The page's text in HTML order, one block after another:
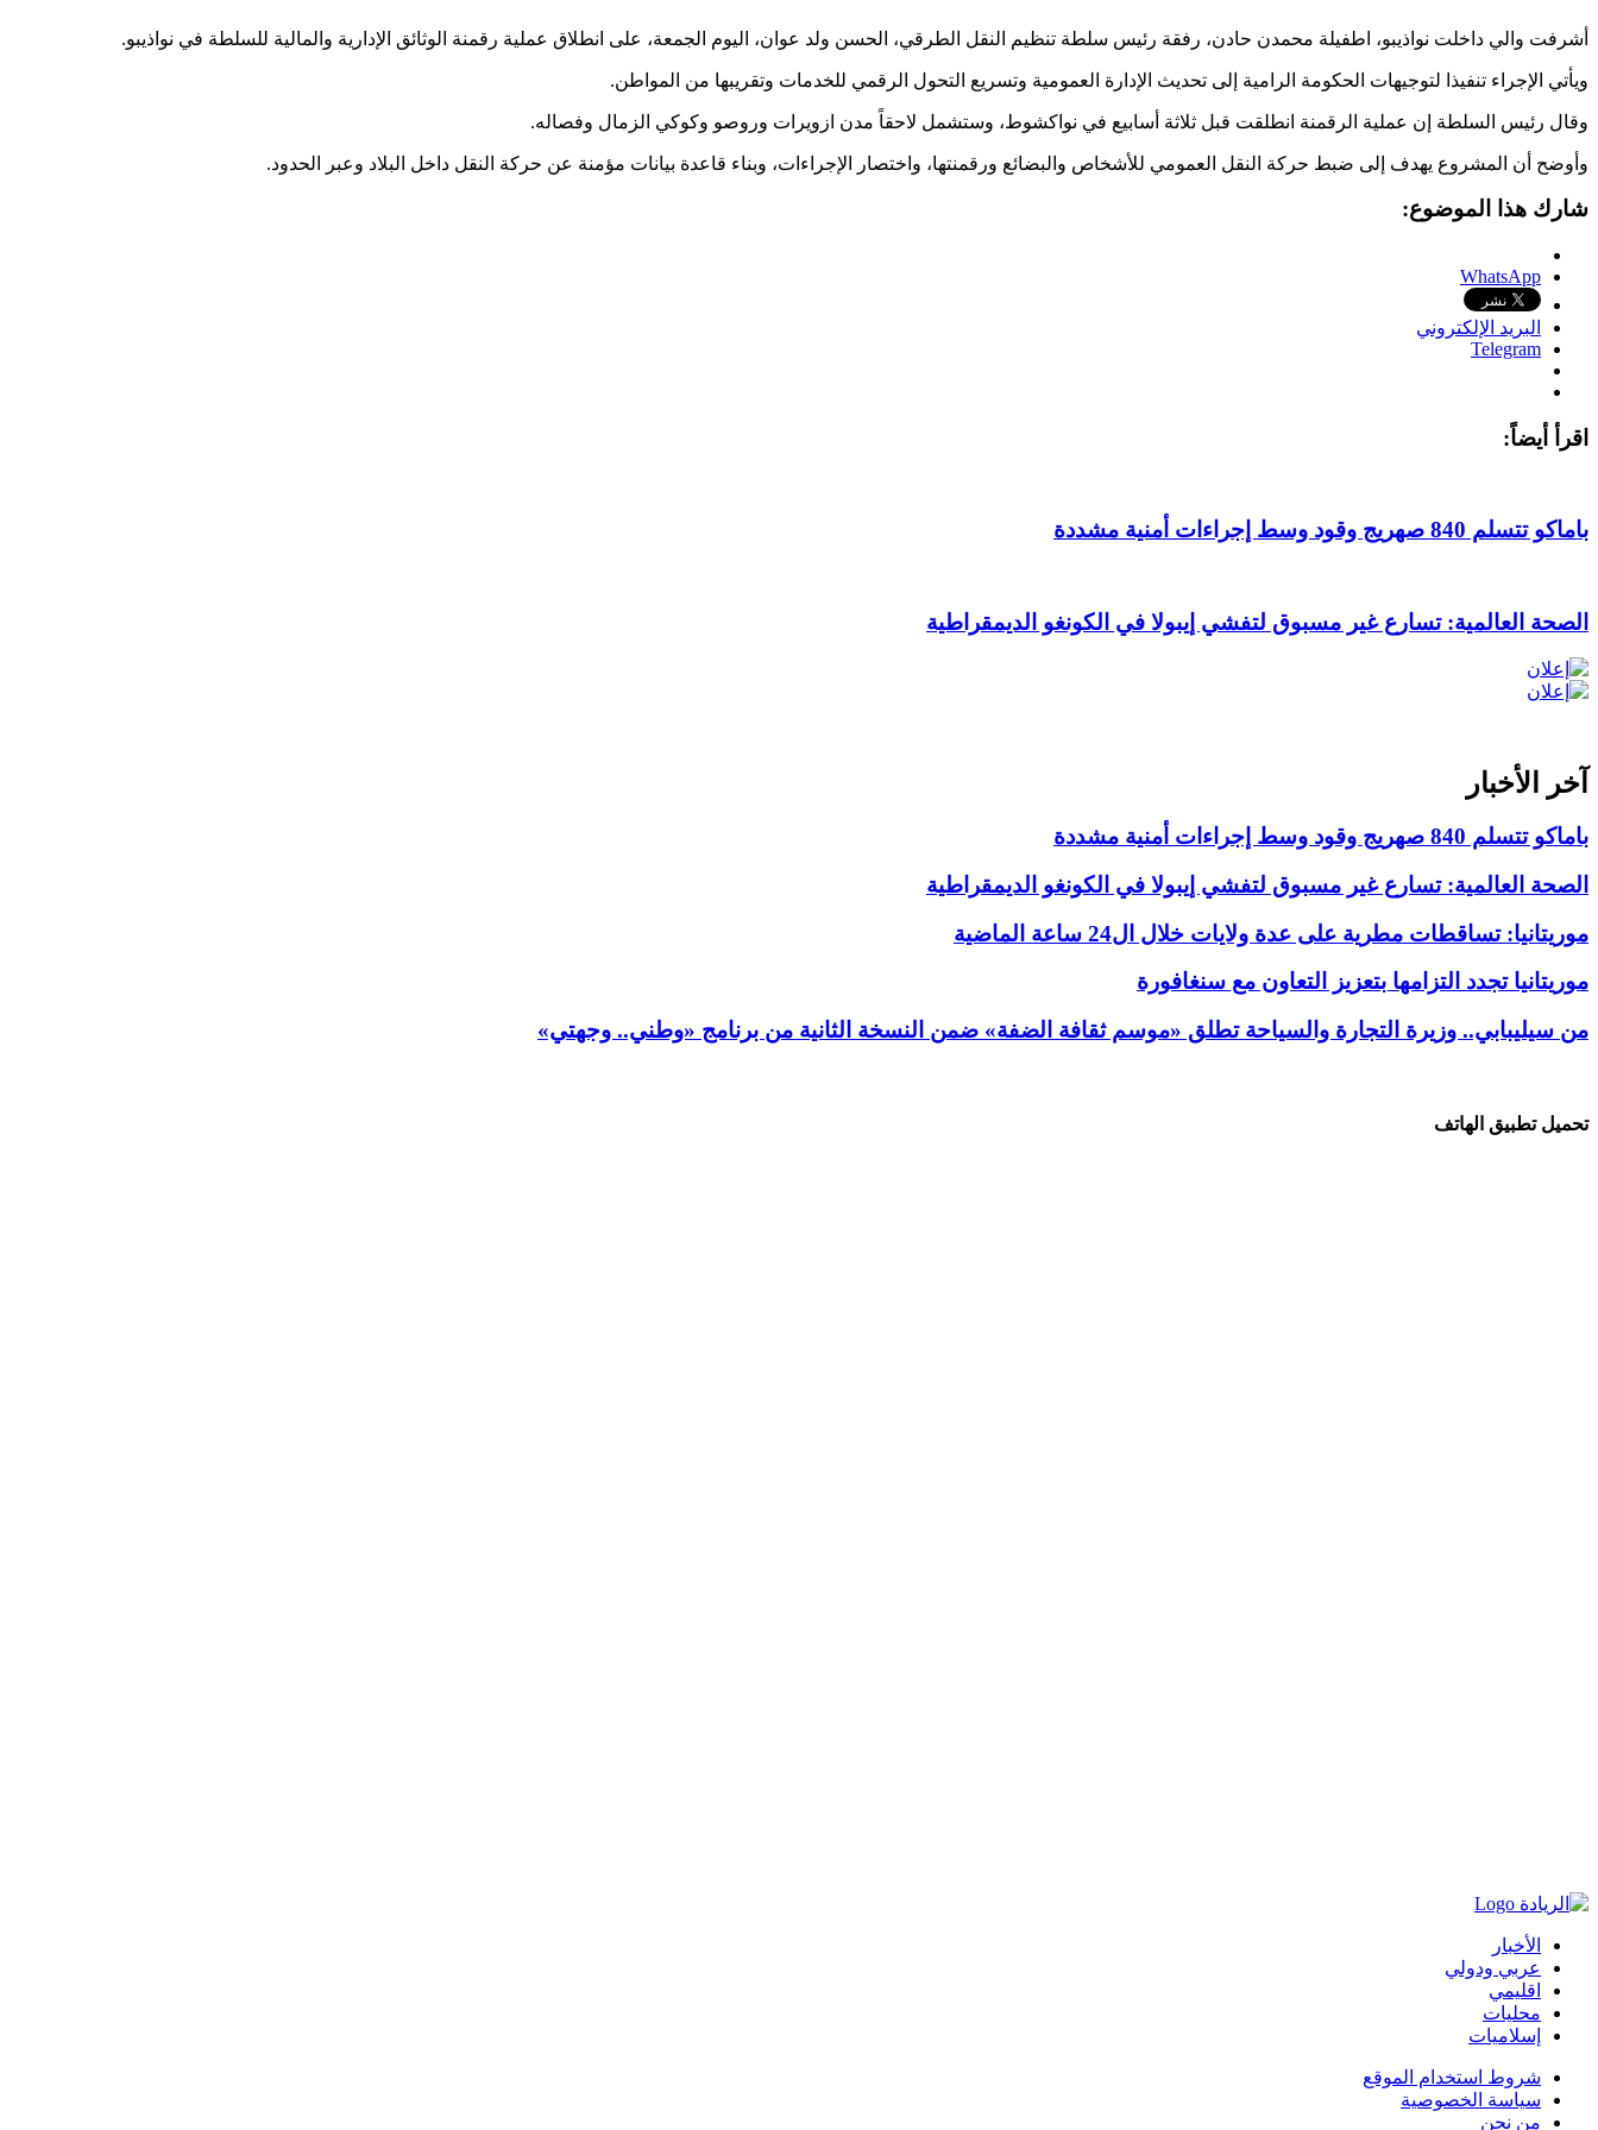
أشرفت والي داخلت نواذيبو، اطفيلة محمدن حادن، رفقة رئيس سلطة تنظيم النقل الطرقي، الحسن ولد عوان، اليوم الجمعة، على انطلاق عملية رقمنة الوثائق الإدارية والمالية للسلطة في نواذيبو.
ويأتي الإجراء تنفيذا لتوجيهات الحكومة الرامية إلى تحديث الإدارة العمومية وتسريع التحول الرقمي للخدمات وتقريبها من المواطن.
وقال رئيس السلطة إن عملية الرقمنة انطلقت قبل ثلاثة أسابيع في نواكشوط، وستشمل لاحقاً مدن ازويرات وروصو وكوكي الزمال وفصاله.
وأوضح أن المشروع يهدف إلى ضبط حركة النقل العمومي للأشخاص والبضائع ورقمنتها، واختصار الإجراءات، وبناء قاعدة بيانات مؤمنة عن حركة النقل داخل البلاد وعبر الحدود.
شارك هذا الموضوع:
WhatsApp
البريد الإلكتروني
Telegram
اقرأ أيضاً:
باماكو تتسلم 840 صهريج وقود وسط إجراءات أمنية مشددة
الصحة العالمية: تسارع غير مسبوق لتفشي إيبولا في الكونغو الديمقراطية
آخر الأخبار
باماكو تتسلم 840 صهريج وقود وسط إجراءات أمنية مشددة
الصحة العالمية: تسارع غير مسبوق لتفشي إيبولا في الكونغو الديمقراطية
موريتانيا: تساقطات مطرية على عدة ولايات خلال ال24 ساعة الماضية
موريتانيا تجدد التزامها بتعزيز التعاون مع سنغافورة
من سيليبابي.. وزيرة التجارة والسياحة تطلق «موسم ثقافة الضفة» ضمن النسخة الثانية من برنامج «وطني.. وجهتي»
تحميل تطبيق الهاتف
الأخبار
عربي ودولي
اقليمي
محليات
إسلاميات
شروط استخدام الموقع
سياسة الخصوصية
من نحن